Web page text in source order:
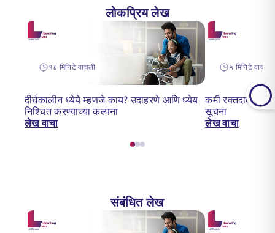
लोकप्रिय लेख
१८ मिनिटे वाचली
दीर्घकालीन ध्येये म्हणजे काय? उदाहरणे आणि ध्येय
निश्चित करण्याच्या कल्पना
लेख वाचा
५ मिनिटे वाचन
कमी रक्तदाब
सूचना
लेख वाचा
संबंधित लेख